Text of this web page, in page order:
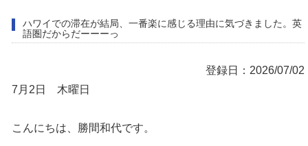
ハワイでの滞在が結局、一番楽に感じる理由に気づきました。英
語圏だからだーーーっ
登録日：2026/07/02
7月2日 木曜日
こんにちは、勝間和代です。